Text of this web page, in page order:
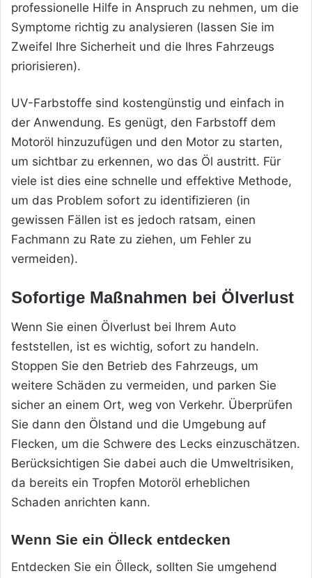
professionelle Hilfe in Anspruch zu nehmen, um die
Symptome richtig zu analysieren (lassen Sie im
Zweifel Ihre Sicherheit und die Ihres Fahrzeugs
priorisieren).
UV-Farbstoffe sind kostengünstig und einfach in
der Anwendung. Es genügt, den Farbstoff dem
Motoröl hinzuzufügen und den Motor zu starten,
um sichtbar zu erkennen, wo das Öl austritt. Für
viele ist dies eine schnelle und effektive Methode,
um das Problem sofort zu identifizieren (in
gewissen Fällen ist es jedoch ratsam, einen
Fachmann zu Rate zu ziehen, um Fehler zu
vermeiden).
Sofortige Maßnahmen bei Ölverlust
Wenn Sie einen Ölverlust bei Ihrem Auto
feststellen, ist es wichtig, sofort zu handeln.
Stoppen Sie den Betrieb des Fahrzeugs, um
weitere Schäden zu vermeiden, und parken Sie
sicher an einem Ort, weg von Verkehr. Überprüfen
Sie dann den Ölstand und die Umgebung auf
Flecken, um die Schwere des Lecks einzuschätzen.
Berücksichtigen Sie dabei auch die Umweltrisiken,
da bereits ein Tropfen Motoröl erheblichen
Schaden anrichten kann.
Wenn Sie ein Ölleck entdecken
Entdecken Sie ein Ölleck, sollten Sie umgehend